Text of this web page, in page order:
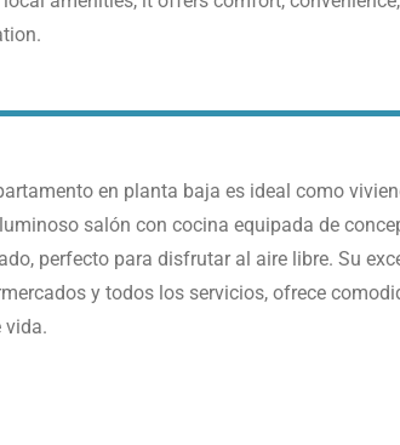
en planta baja es ideal como
salón con cocina equipada de
perfecto para disfrutar al aire libre. Su
y todos los servicios, ofrece
vida.